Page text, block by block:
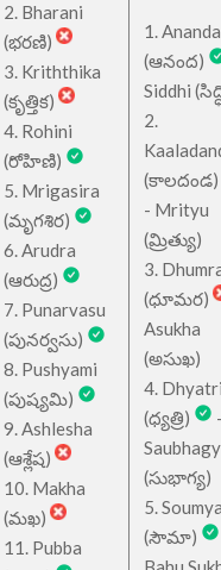
2. Bharani
(భరణి)
3. Kriththika
(కృత్తిక)
4. Rohini
(రోహిణి)
5. Mrigasira
(మృగశిర)
6. Arudra
(ఆరుద్ర)
7. Punarvasu
(పునర్వసు)
8. Pushyami
(పుష్యమి)
9. Ashlesha
(ఆశ్లేష)
10. Makha
(మఖ)
11. Pubba
1. Ananda
(ఆనంద)
Siddhi
2.
(కాలదండ)
- Mrityu
(మ్రిత్యు)
3.
(ధూమర)
Asukha
(అసుఖ)
4.
(ధ్యత్రి)
(సుభాగ్య)
5.
(సౌమా)